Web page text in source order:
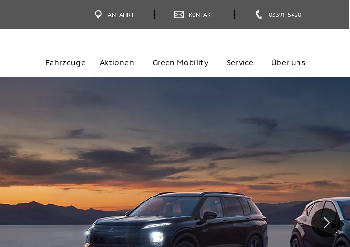
ANFAHRT KONTAKT 03391-5420
Fahrzeuge Aktionen Green Mobility Service Über uns